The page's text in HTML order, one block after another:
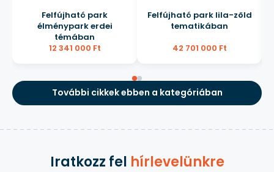
Felfújható park
élménypark erdei
témában
12 341 000 Ft
Felfújható park lila-zöld
tematikában
42 701 000 Ft
További cikkek ebben a kategóriában
Iratkozz fel hírlevelünkre